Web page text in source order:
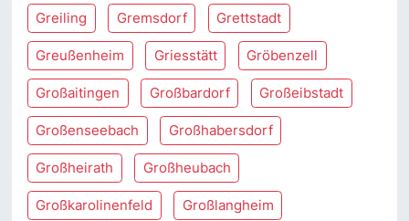
Greiling Gremsdorf Grettstadt
Greußenheim Griesstätt Gröbenzell
Großaitingen Großbardorf Großeibstadt
Großenseebach Großhabersdorf
Großheirath Großheubach
Großkarolinenfeld Großlangheim